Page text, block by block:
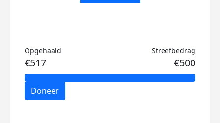
Opgehaald
€517
Streefbedrag
€500
Doneer